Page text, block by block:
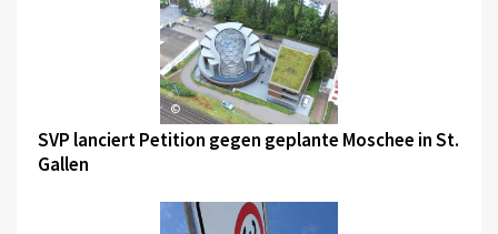
©
SVP lanciert Petition gegen geplante Moschee in St.
Gallen